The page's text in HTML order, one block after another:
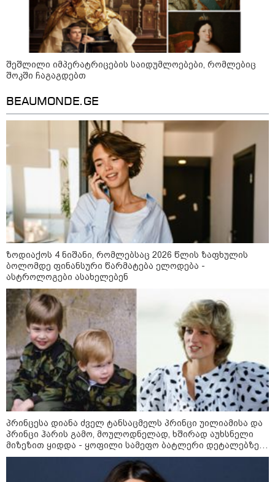
24 წლის ფეხბურთელს თამაშის
დროს ელვამ დაარტყა,
დაშავდა 12 ადამიანი -
ვრცელდება ტრაგიკული
მომენტის ამსახველი კადრები
ტაილანდიდან
დრონებით იერიში მიიტანა,
დაიღუპა 3 ადამიანი და
დაშავდა 25
10:17 / 09-08-2026
რუსებმა ხარკოვს და ოდესას
დაარტყეს, არიან დაღუპულები
და დაშავებულები - რა
ინფორმაციას ავრცელებს
ხარკოვის მერი?
10:02 / 09-08-2026
"ქართული ოცნება” ხელს
უწყობს ირანული
ტერორისტული ქსელების
უკანონო გაფართოებას, თუმცა
მაინც ამერიკას უყენებს
მოთხოვნებს?" - ჯო უილსონი
კატეგორიის ყველა სიახლე
ვოლოდიმირ ზელენსკი - ამ
კვირაში გვექნება ახალი
კონტაქტები შუამავლებთან -
უკრაინა ყოველთვის აქტიურია
შეშლილი იმპერატრიცების საიდუმლოებები, რომლებიც
შოკში ჩაგაგდებთ
BEAUMONDE.GE
ზოდიაქოს 4 ნიშანი, რომლებსაც 2026 წლის ზაფხულის
ბოლომდე ფინანსური წარმატება ელოდება -
ასტროლოგები ასახელებენ
პრინცესა დიანა ძველ ტანსაცმელს პრინცი უილიამისა და
პრინცი ჰარის გამო, მოულოდნელად, ხშირად აუხსნელი
მიზეზით ყიდდა - ყოფილი სამეფო ბატლერი დეტალებზე
საკუთარ წიგნში საუბრობს